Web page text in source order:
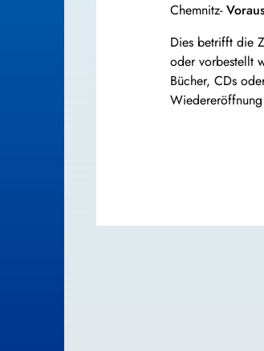
Chemnitz-
Dies betrifft die
oder vorbestellt
Bücher, CDs